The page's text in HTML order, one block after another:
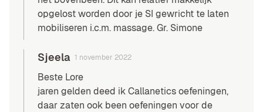
opgelost worden door je SI gewricht te laten
mobiliseren i.c.m. massage. Gr. Simone
Sjeela 1 november 2022
Beste Lore
jaren gelden deed ik Callanetics oefeningen,
daar zaten ook been oefeningen voor de